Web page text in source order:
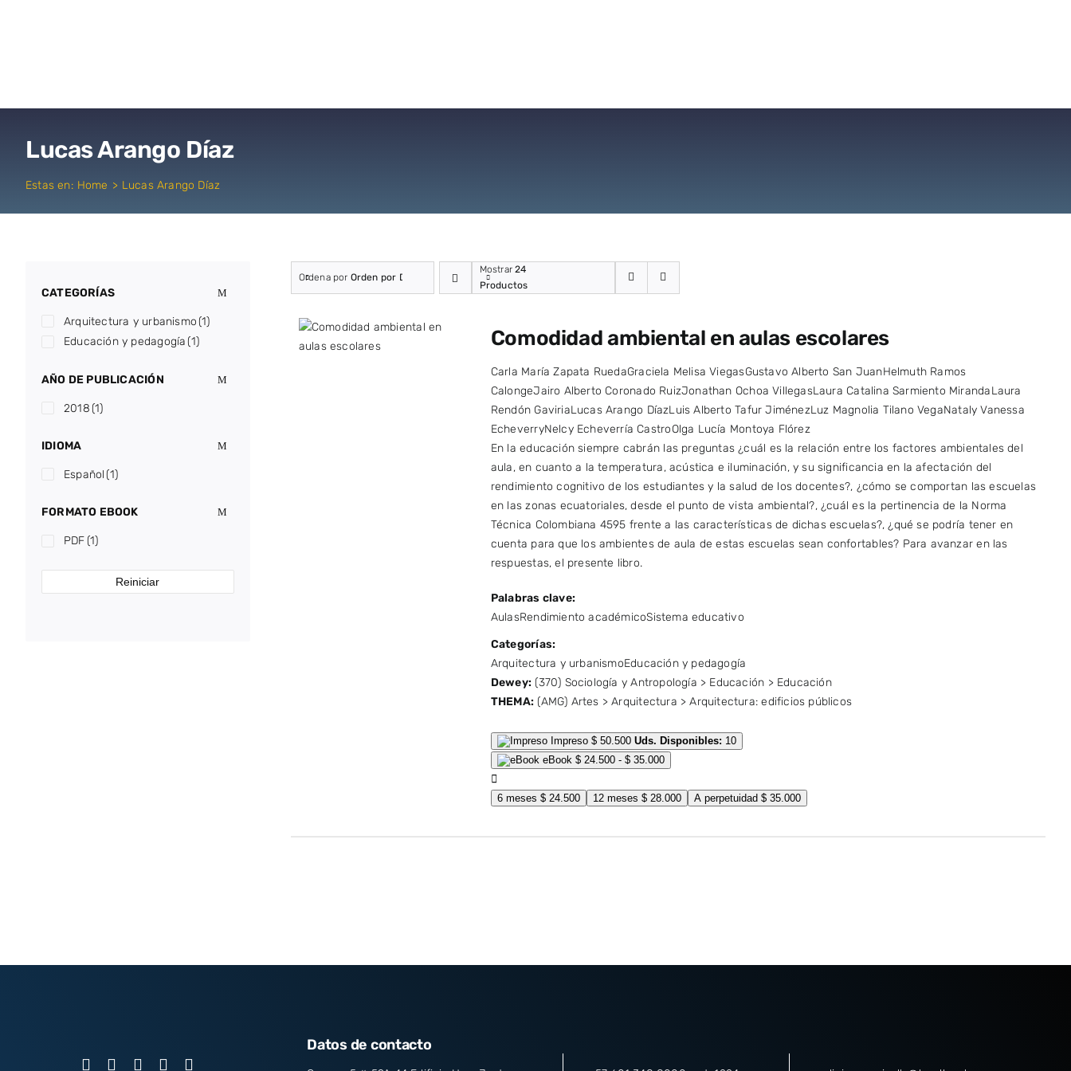
Lucas Arango Díaz
Estas en: Home Lucas Arango Díaz
CATEGORÍAS
Arquitectura y urbanismo(1)
Educación y pedagogía(1)
AÑO DE PUBLICACIÓN
2018(1)
IDIOMA
Español (1)
FORMATO EBOOK
PDF(1)
Reiniciar
Ordena por Orden por Defecto
Mostrar24
Productos
Comodidad ambiental en aulas escolares
Carla María Zapata RuedaGraciela Melisa ViegasGustavo Alberto San JuanHelmuth Ramos
CalongeJairo Alberto Coronado RuizJonathan Ochoa VillegasLaura Catalina Sarmiento MirandaLaura
Rendón GaviriaLucas Arango DíazLuis Alberto Tafur JiménezLuz Magnolia Tilano VegaNataly Vanessa
EcheverryNelcy Echeverría CastroOlga Lucía Montoya Flórez
En la educación siempre cabrán las preguntas ¿cuál es la relación entre los factores ambientales del
aula, en cuanto a la temperatura, acústica e iluminación, y su significancia en la afectación del
rendimiento cognitivo de los estudiantes y la salud de los docentes?, ¿cómo se comportan las escuelas
en las zonas ecuatoriales, desde el punto de vista ambiental?, ¿cuál es la pertinencia de la Norma
Técnica Colombiana 4595 frente a las características de dichas escuelas?, ¿qué se podría tener en
cuenta para que los ambientes de aula de estas escuelas sean confortables? Para avanzar en las
respuestas, el presente libro.
Palabras clave:
AulasRendimiento académicoSistema educativo
Categorías:
Arquitectura y urbanismoEducación y pedagogía
Dewey: (370) Sociología y Antropología > Educación > Educación
THEMA: (AMG) Artes > Arquitectura > Arquitectura: edificios públicos
Impreso $50.500 Uds. Disponibles: 10
eBook $24.500 - $35.000Rango
de
desde
$ 24.500
6 meses $24.500 12 meses $28.000 A perpetuidad $35.000
Datos de contacto